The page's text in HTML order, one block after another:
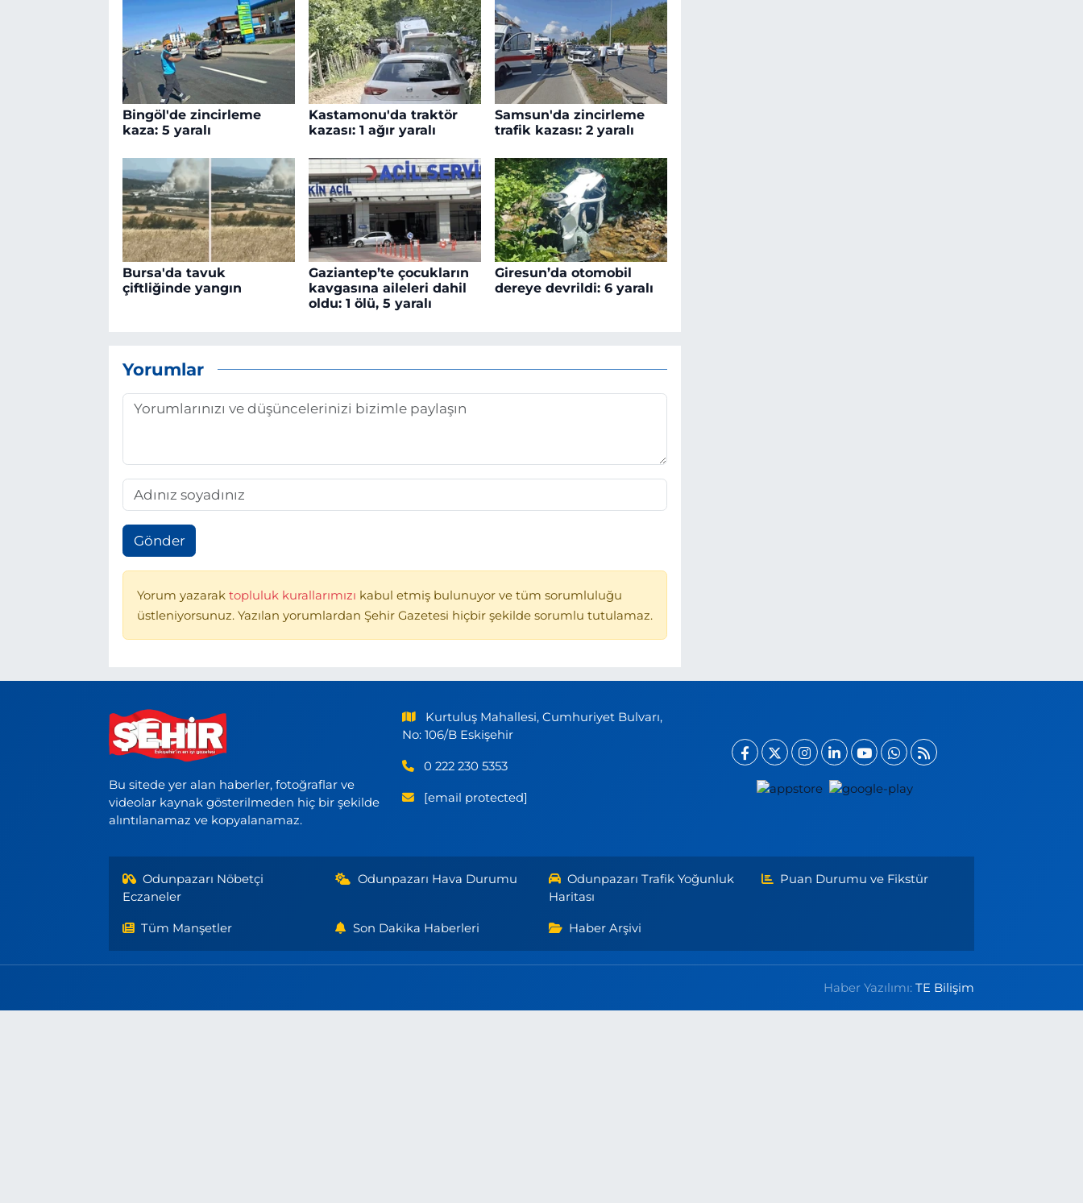
Bingöl'de zincirleme
kaza: 5 yaralı
Kastamonu'da traktör
kazası: 1 ağır yaralı
Samsun'da zincirleme
trafik kazası: 2 yaralı
Bursa'da tavuk
çiftliğinde yangın
Gaziantep’te çocukların
kavgasına aileleri dahil
oldu: 1 ölü, 5 yaralı
Giresun’da otomobil
dereye devrildi: 6 yaralı
Yorumlar
Gönder
Yorum yazarak topluluk kurallarımızı kabul etmiş bulunuyor ve tüm sorumluluğu
üstleniyorsunuz. Yazılan yorumlardan Şehir Gazetesi hiçbir şekilde sorumlu tutulamaz.
Bu sitede yer alan haberler, fotoğraflar ve
videolar kaynak gösterilmeden hiç bir şekilde
alıntılanamaz ve kopyalanamaz.
Kurtuluş Mahallesi, Cumhuriyet Bulvarı,
No: 106/B Eskişehir
0 222 230 5353
[email protected]
Odunpazarı Nöbetçi
Eczaneler
Odunpazarı Hava Durumu
Odunpazarı Trafik Yoğunluk
Haritası
Puan Durumu ve Fikstür
Tüm Manşetler Son Dakika Haberleri Haber Arşivi
Haber Yazılımı:TE Bilişim